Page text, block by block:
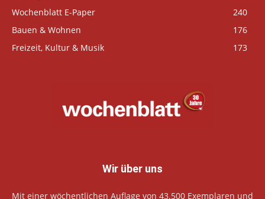
Wochenblatt E-Paper
240
Bauen & Wohnen
176
Freizeit, Kultur & Musik
173
Wir über uns
Mit einer wöchentlichen Auflage von 43.500 Exemplaren und